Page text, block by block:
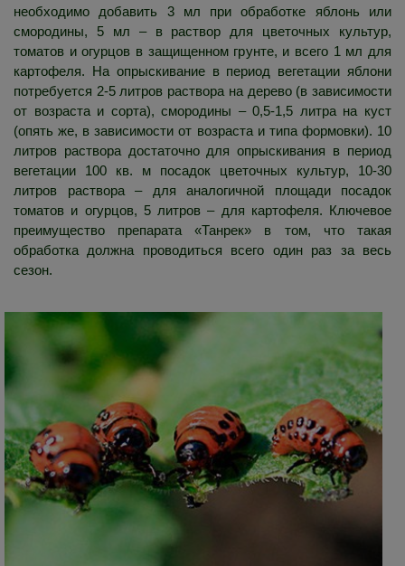
необходимо добавить 3 мл при обработке яблонь или
смородины, 5 мл – в раствор для цветочных культур,
томатов и огурцов в защищенном грунте, и всего 1 мл для
картофеля. На опрыскивание в период вегетации яблони
потребуется 2-5 литров раствора на дерево (в зависимости
от возраста и сорта), смородины – 0,5-1,5 литра на куст
(опять же, в зависимости от возраста и типа формовки). 10
литров раствора достаточно для опрыскивания в период
вегетации 100 кв. м посадок цветочных культур, 10-30
литров раствора – для аналогичной площади посадок
томатов и огурцов, 5 литров – для картофеля. Ключевое
преимущество препарата «Танрек» в том, что такая
обработка должна проводиться всего один раз за весь
сезон.